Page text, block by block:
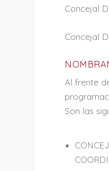
Concejal
Concejal
Al frente
Son las